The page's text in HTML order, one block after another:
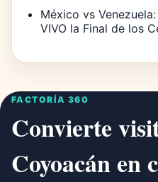
México vs
VIVO la Final de los
FACTORÍA 360
Convierte
Coyoacán en